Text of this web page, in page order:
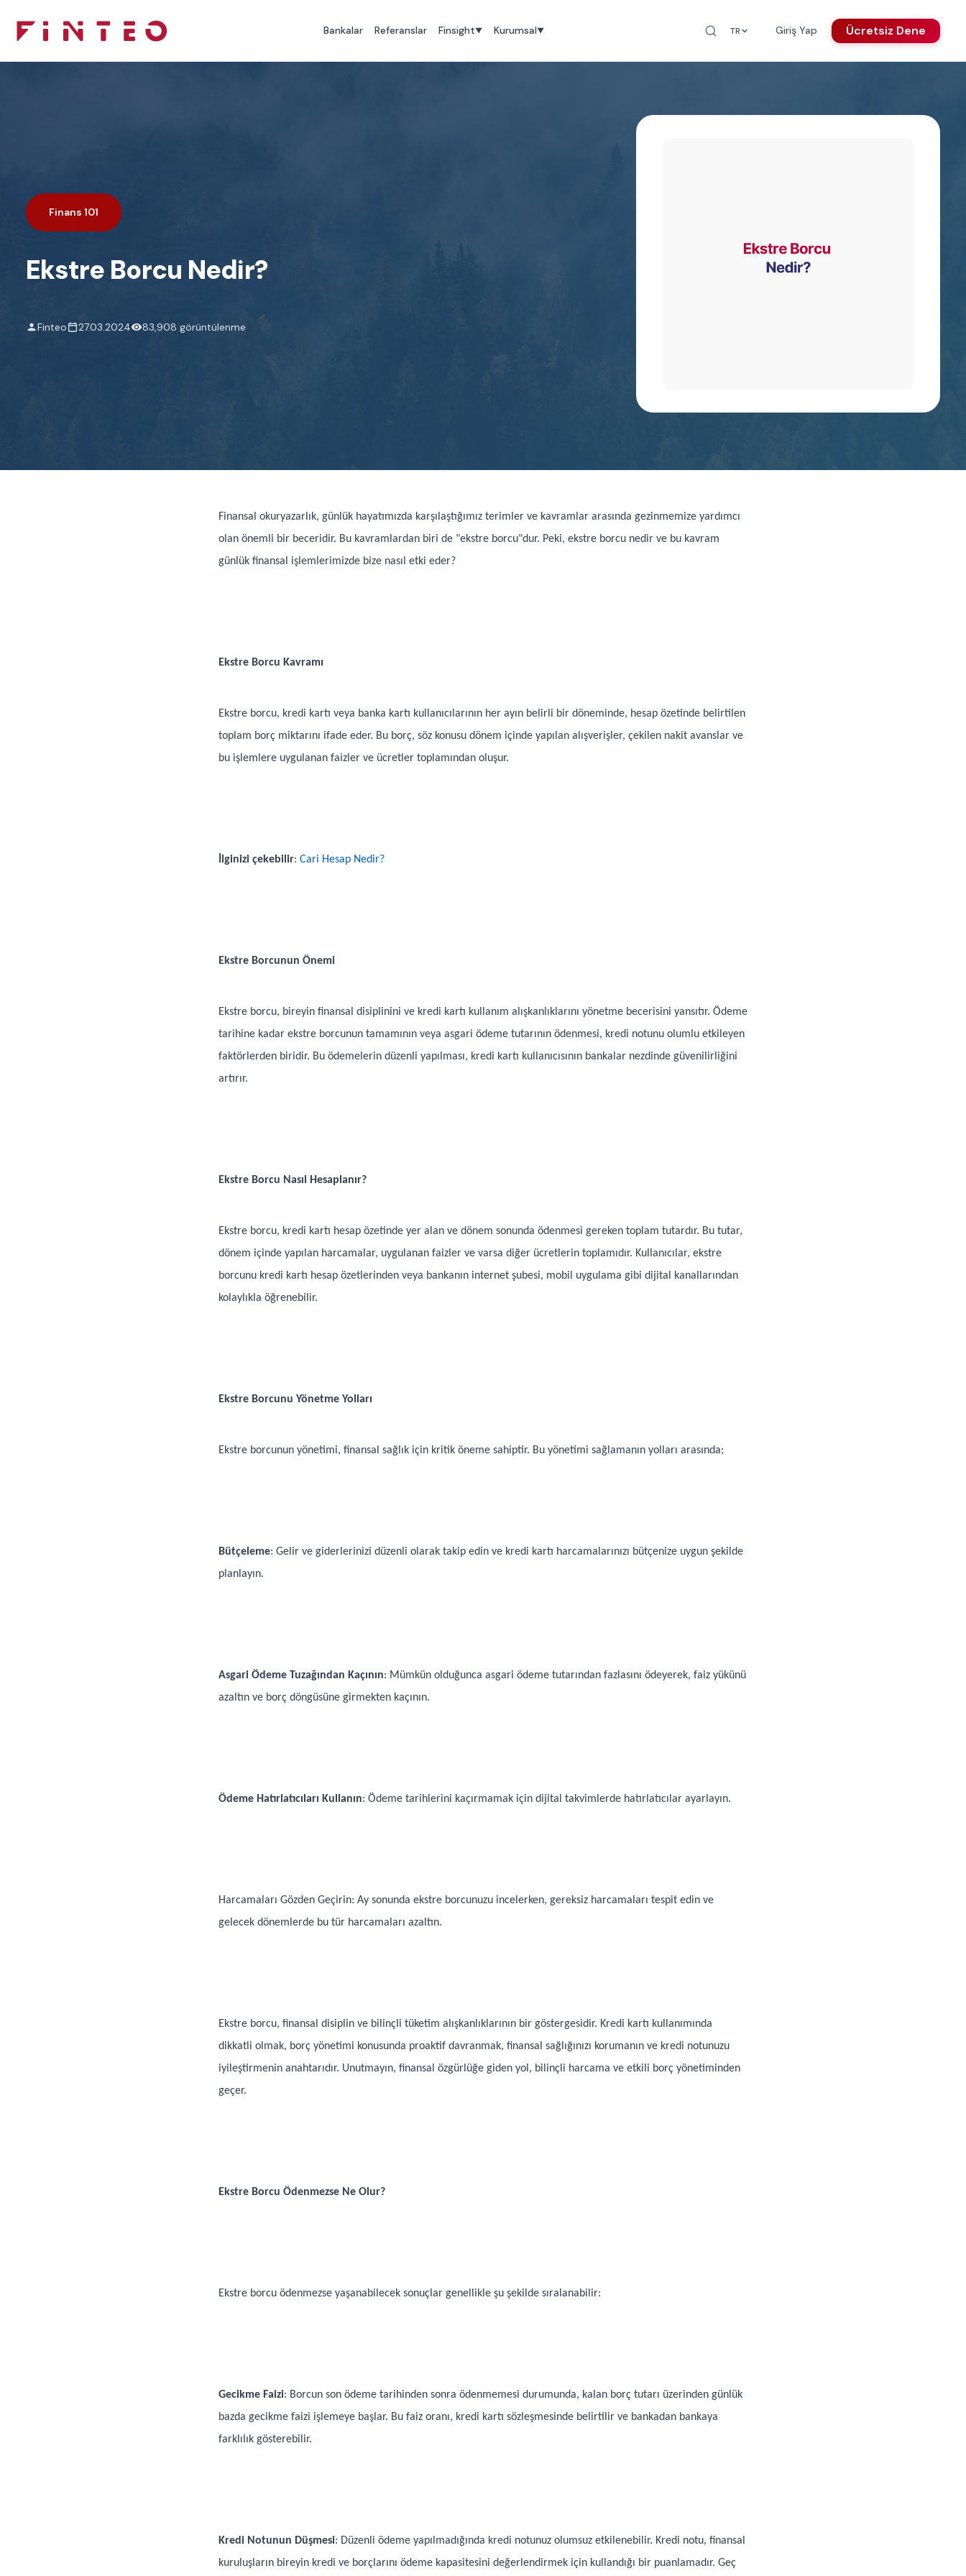
Bankalar Referanslar Finsight▼ Kurumsal▼ TR Giriş Yap Ücretsiz Dene
Finans 101
Ekstre Borcu Nedir?
Finteo 27.03.2024 83,908 görüntülenme
Finansal okuryazarlık, günlük hayatımızda karşılaştığımız terimler ve kavramlar arasında gezinmemize yardımcı
olan önemli bir beceridir. Bu kavramlardan biri de "ekstre borcu"dur. Peki, ekstre borcu nedir ve bu kavram
günlük finansal işlemlerimizde bize nasıl etki eder?
Ekstre Borcu Kavramı
Ekstre borcu, kredi kartı veya banka kartı kullanıcılarının her ayın belirli bir döneminde, hesap özetinde belirtilen
toplam borç miktarını ifade eder. Bu borç, söz konusu dönem içinde yapılan alışverişler, çekilen nakit avanslar ve
bu işlemlere uygulanan faizler ve ücretler toplamından oluşur.
İlginizi çekebilir: Cari Hesap Nedir?
Ekstre Borcunun Önemi
Ekstre borcu, bireyin finansal disiplinini ve kredi kartı kullanım alışkanlıklarını yönetme becerisini yansıtır. Ödeme
tarihine kadar ekstre borcunun tamamının veya asgari ödeme tutarının ödenmesi, kredi notunu olumlu etkileyen
faktörlerden biridir. Bu ödemelerin düzenli yapılması, kredi kartı kullanıcısının bankalar nezdinde güvenilirliğini
artırır.
Ekstre Borcu Nasıl Hesaplanır?
Ekstre borcu, kredi kartı hesap özetinde yer alan ve dönem sonunda ödenmesi gereken toplam tutardır. Bu tutar,
dönem içinde yapılan harcamalar, uygulanan faizler ve varsa diğer ücretlerin toplamıdır. Kullanıcılar, ekstre
borcunu kredi kartı hesap özetlerinden veya bankanın internet şubesi, mobil uygulama gibi dijital kanallarından
kolaylıkla öğrenebilir.
Ekstre Borcunu Yönetme Yolları
Ekstre borcunun yönetimi, finansal sağlık için kritik öneme sahiptir. Bu yönetimi sağlamanın yolları arasında;
Bütçeleme: Gelir ve giderlerinizi düzenli olarak takip edin ve kredi kartı harcamalarınızı bütçenize uygun şekilde
planlayın.
Asgari Ödeme Tuzağından Kaçının: Mümkün olduğunca asgari ödeme tutarından fazlasını ödeyerek, faiz yükünü
azaltın ve borç döngüsüne girmekten kaçının.
Ödeme Hatırlatıcıları Kullanın: Ödeme tarihlerini kaçırmamak için dijital takvimlerde hatırlatıcılar ayarlayın.
Harcamaları Gözden Geçirin: Ay sonunda ekstre borcunuzu incelerken, gereksiz harcamaları tespit edin ve
gelecek dönemlerde bu tür harcamaları azaltın.
Ekstre borcu, finansal disiplin ve bilinçli tüketim alışkanlıklarının bir göstergesidir. Kredi kartı kullanımında
dikkatli olmak, borç yönetimi konusunda proaktif davranmak, finansal sağlığınızı korumanın ve kredi notunuzu
iyileştirmenin anahtarıdır. Unutmayın, finansal özgürlüğe giden yol, bilinçli harcama ve etkili borç yönetiminden
geçer.
Ekstre Borcu Ödenmezse Ne Olur?
Ekstre borcu ödenmezse yaşanabilecek sonuçlar genellikle şu şekilde sıralanabilir:
Gecikme Faizi: Borcun son ödeme tarihinden sonra ödenmemesi durumunda, kalan borç tutarı üzerinden günlük
bazda gecikme faizi işlemeye başlar. Bu faiz oranı, kredi kartı sözleşmesinde belirtilir ve bankadan bankaya
farklılık gösterebilir.
Kredi Notunun Düşmesi: Düzenli ödeme yapılmadığında kredi notunuz olumsuz etkilenebilir. Kredi notu, finansal
kuruluşların bireyin kredi ve borçlarını ödeme kapasitesini değerlendirmek için kullandığı bir puanlamadır. Geç